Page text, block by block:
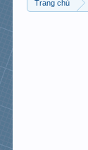
Trang chủ